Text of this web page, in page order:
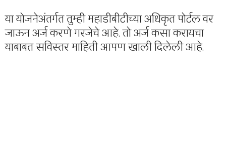
या योजनेअंतर्गत तुम्ही महाडीबीटीच्या अधिकृत पोर्टल वर
जाऊन अर्ज करणे गरजेचे आहे. तो अर्ज कसा करायचा
याबाबत सविस्तर माहिती आपण खाली दिलेली आहे.